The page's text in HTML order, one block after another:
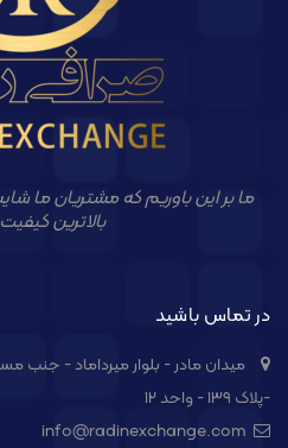
ما بر این باوریم که مشتریان ما
بالاترین
در تماس باشید
میدان مادر - بلوار میرداماد - جنب
-پلاک ۱۳۹ - واحد ۱۲